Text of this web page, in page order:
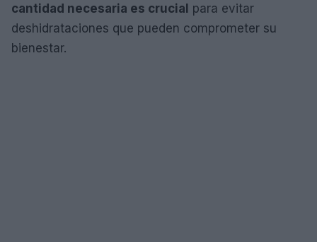
cantidad necesaria es crucial para evitar
deshidrataciones que pueden comprometer su
bienestar.